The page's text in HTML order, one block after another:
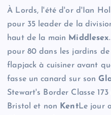
À Lords, l'été d'or d'Ian
pour 35 leader de la
haut de la main Middlesex.
pour 80 dans les jardins
flapjack à cuisiner avant
fasse un canard sur son
Stewart's Border Classe
Bristol et non
KentLe jour